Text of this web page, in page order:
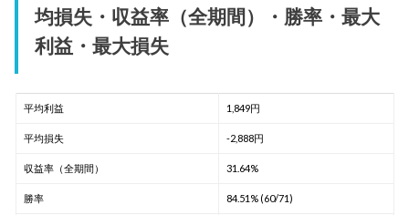
均損失・収益率（全期間）・勝率・最大
利益・最大損失
平均利益 1,849円
平均損失 -2,888円
収益率（全期間） 31.64%
勝率 84.51% (60/71)